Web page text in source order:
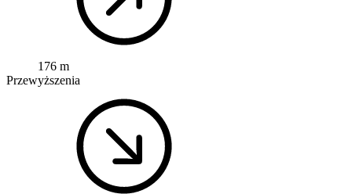
176 m
Przewyższenia